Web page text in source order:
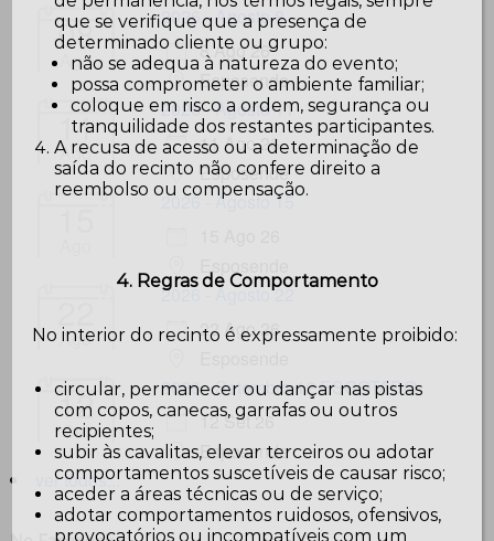
08
Ago
2026 - Agosto 8
8 Ago 26
Esposende
11
Ago
2026 - Agosto 11
11 Ago 26
Esposende
2026 - Agosto 15
Esposende
Ago
2026 - Agosto 22
22 Ago 26
12
Set
2026 - Setembro 12 ESGOTADO
12 Set 26
Esposende
ver todos...
que se verifique que a presença de
determinado cliente ou grupo:
não se adequa à natureza do evento;
possa comprometer o ambiente familiar;
coloque em risco a ordem, segurança ou
tranquilidade dos restantes participantes.
A recusa de acesso ou a determinação de
saída do recinto não confere direito a
reembolso ou compensação.
4. Regras de Comportamento
No interior do recinto é expressamente proibido:
circular, permanecer ou dançar nas pistas
com copos, canecas, garrafas ou outros
recipientes;
subir às cavalitas, elevar terceiros ou adotar
comportamentos suscetíveis de causar risco;
aceder a áreas técnicas ou de serviço;
adotar comportamentos ruidosos, ofensivos,
provocatórios ou incompatíveis com um